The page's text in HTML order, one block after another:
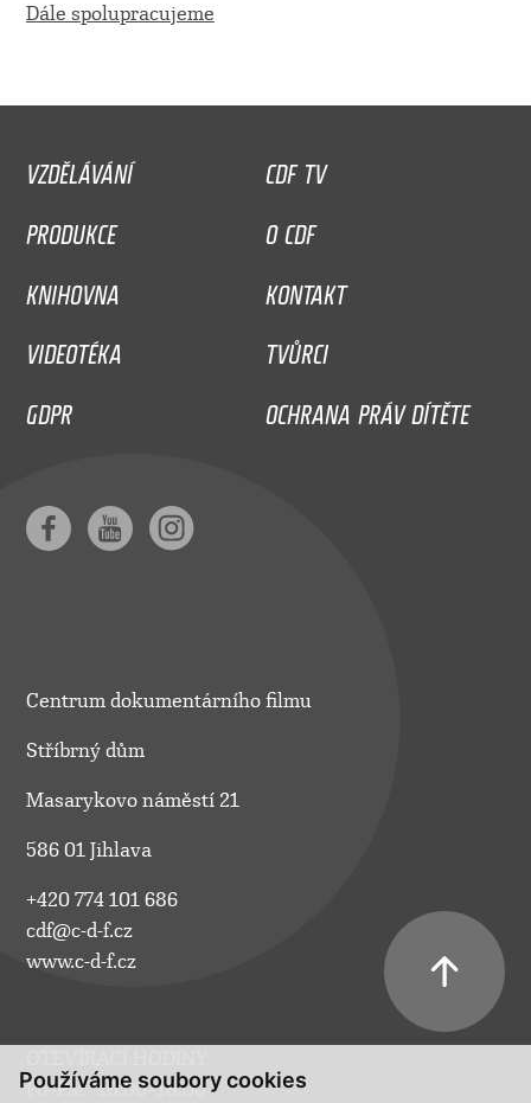
Používáme soubory cookies
Dále spolupracujeme
VZDĚLÁVÁNÍ
CDF TV
PRODUKCE
O CDF
KNIHOVNA
KONTAKT
VIDEOTÉKA
TVŮRCI
GDPR
OCHRANA PRÁV DÍTĚTE
Centrum dokumentárního filmu
Stříbrný dům
Masarykovo náměstí 21
586 01 Jihlava
+420 774 101 686
cdf@c-d-f.cz
www.c-d-f.cz
Po–Pá:
10.00–18.00